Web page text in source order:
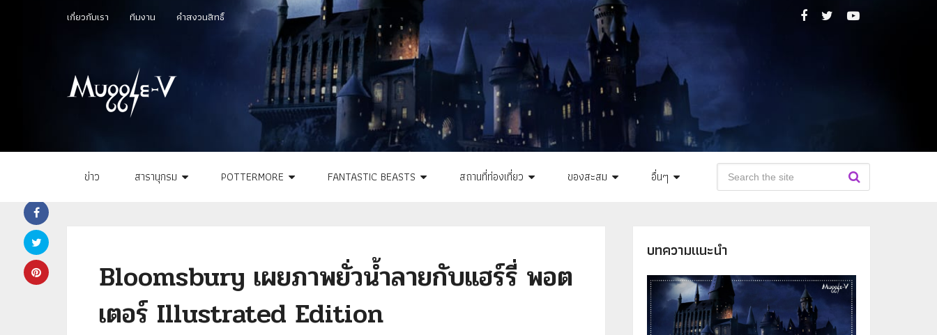
เกี่ยวกับเรา ทีมงาน คำสงวนสิทธิ์
ข่าว สารานุกรม POTTERMORE FANTASTIC BEASTS สถานที่ท่องเที่ยว ของสะสม อื่นๆ
Bloomsbury เผยภาพยั่วน้ำลายกับแฮร์รี่ พอต
เตอร์ Illustrated Edition
บทความแนะนำ